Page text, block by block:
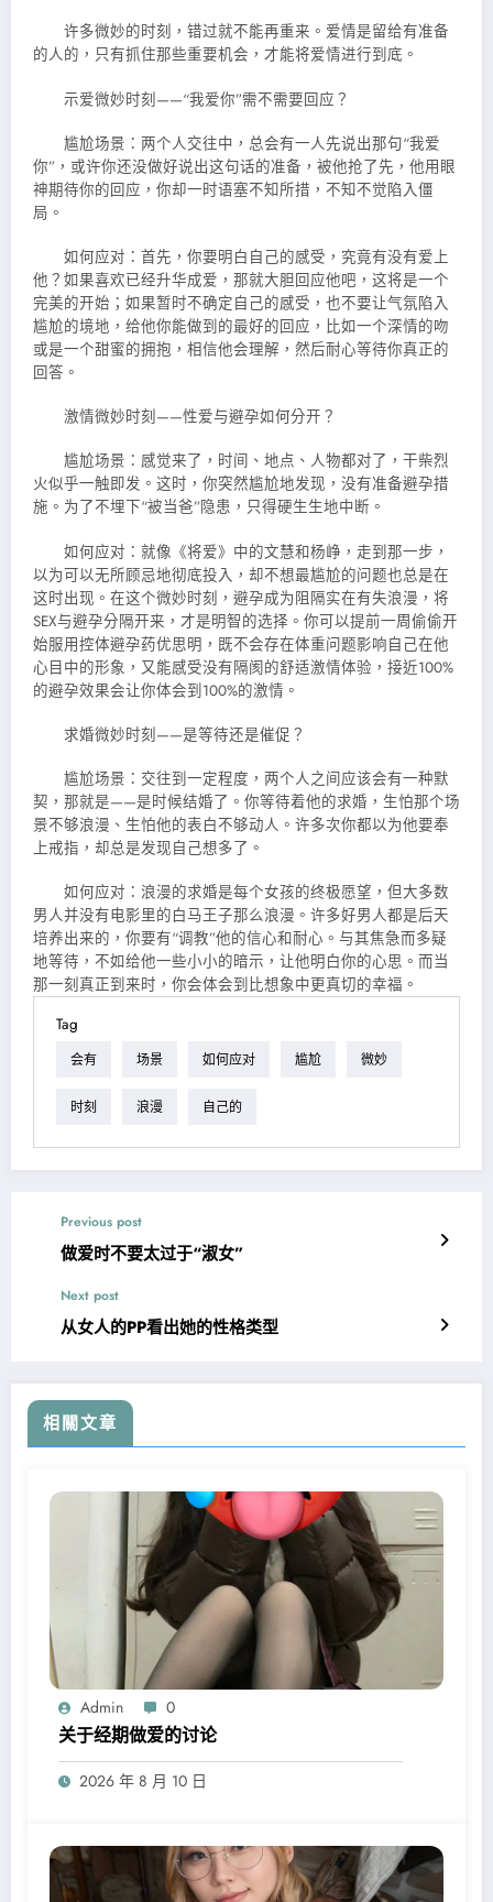
许多微妙的时刻，错过就不能再重来。爱情是留给有准备
的人的，只有抓住那些重要机会，才能将爱情进行到底。
示爱微妙时刻——“我爱你”需不需要回应？
尴尬场景：两个人交往中，总会有一人先说出那句“我爱
你”，或许你还没做好说出这句话的准备，被他抢了先，他用眼
神期待你的回应，你却一时语塞不知所措，不知不觉陷入僵
局。
如何应对：首先，你要明白自己的感受，究竟有没有爱上
他？如果喜欢已经升华成爱，那就大胆回应他吧，这将是一个
完美的开始；如果暂时不确定自己的感受，也不要让气氛陷入
尴尬的境地，给他你能做到的最好的回应，比如一个深情的吻
或是一个甜蜜的拥抱，相信他会理解，然后耐心等待你真正的
回答。
激情微妙时刻——性爱与避孕如何分开？
尴尬场景：感觉来了，时间、地点、人物都对了，干柴烈
火似乎一触即发。这时，你突然尴尬地发现，没有准备避孕措
施。为了不埋下“被当爸”隐患，只得硬生生地中断。
如何应对：就像《将爱》中的文慧和杨峥，走到那一步，
以为可以无所顾忌地彻底投入，却不想最尴尬的问题也总是在
这时出现。在这个微妙时刻，避孕成为阻隔实在有失浪漫，将
SEX与避孕分隔开来，才是明智的选择。你可以提前一周偷偷开
始服用控体避孕药优思明，既不会存在体重问题影响自己在他
心目中的形象，又能感受没有隔阂的舒适激情体验，接近100%
的避孕效果会让你体会到100%的激情。
求婚微妙时刻——是等待还是催促？
尴尬场景：交往到一定程度，两个人之间应该会有一种默
契，那就是——是时候结婚了。你等待着他的求婚，生怕那个场
景不够浪漫、生怕他的表白不够动人。许多次你都以为他要奉
上戒指，却总是发现自己想多了。
如何应对：浪漫的求婚是每个女孩的终极愿望，但大多数
男人并没有电影里的白马王子那么浪漫。许多好男人都是后天
培养出来的，你要有“调教”他的信心和耐心。与其焦急而多疑
地等待，不如给他一些小小的暗示，让他明白你的心思。而当
那一刻真正到来时，你会体会到比想象中更真切的幸福。
Tag
会有 场景 如何应对 尴尬 微妙
时刻 浪漫 自己的
Previous post
做爱时不要太过于“淑女”
Next post
从女人的PP看出她的性格类型
相關文章
Admin 0
关于经期做爱的讨论
2026 年 8 月 10 日